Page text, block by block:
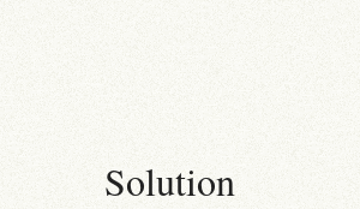
Solution